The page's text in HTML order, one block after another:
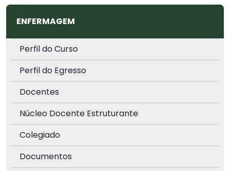
ENFERMAGEM
Perfil do Curso
Perfil do Egresso
Docentes
Núcleo Docente Estruturante
Colegiado
Documentos